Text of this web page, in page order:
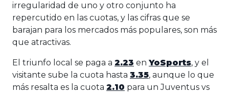
irregularidad de uno y otro conjunto ha
repercutido en las cuotas, y las cifras que se
barajan para los mercados más populares, son más
que atractivas.
El triunfo local se paga a 2.23 en YoSports, y el
visitante sube la cuota hasta 3.35, aunque lo que
más resalta es la cuota 2.10 para un Juventus vs